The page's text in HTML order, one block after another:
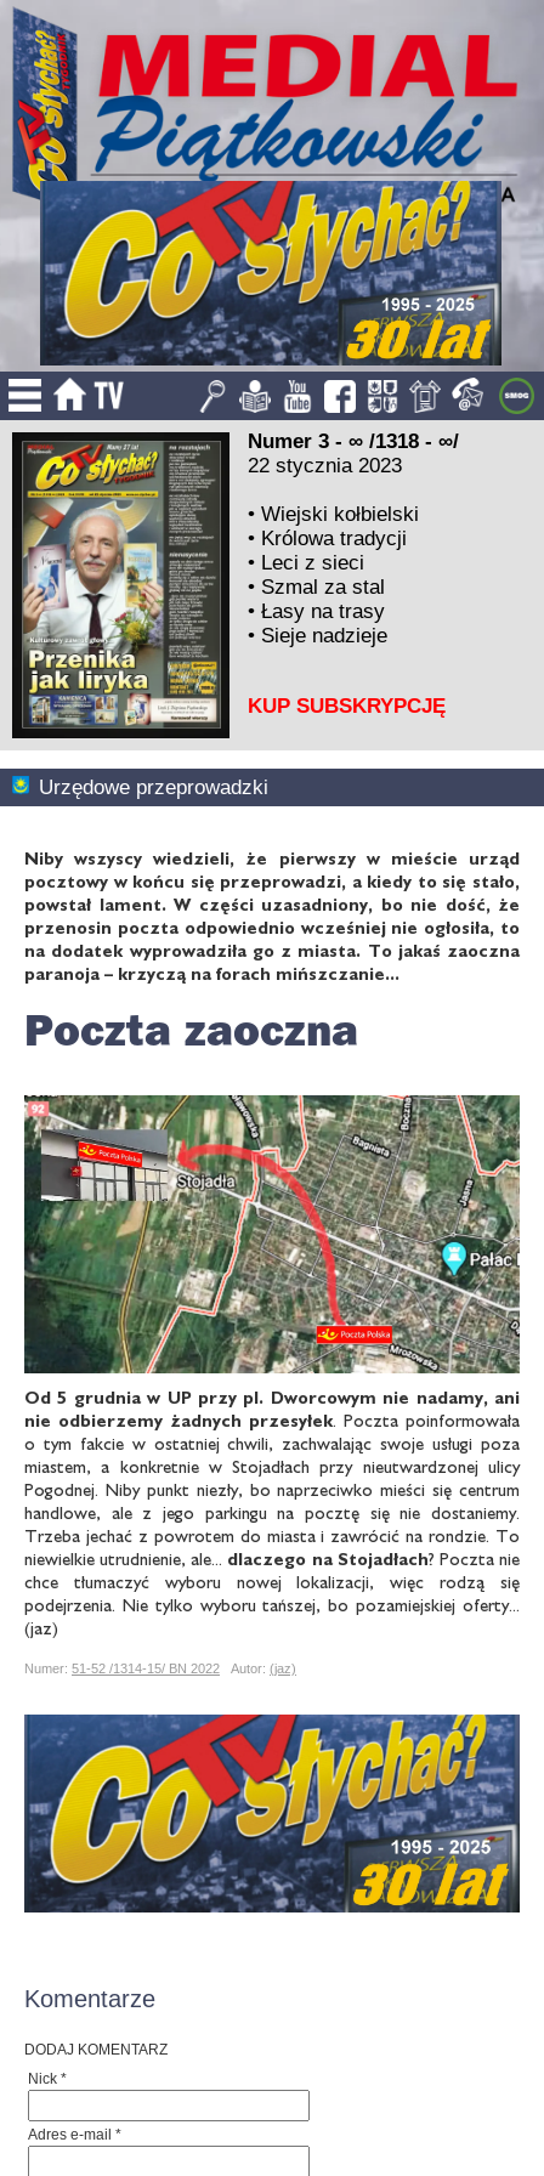
Numer 3 - ∞ /1318 - ∞/
22 stycznia 2023
•Wiejski kołbielski
• Królowa tradycji
• Leci z sieci
• Szmal za stal
•Łasy na trasy
• Sieje nadzieje
KUP SUBSKRYPCJĘ
Urzędowe przeprowadzki
Niby wszyscy wiedzieli, że pierwszy w mieście urząd
pocztowy w końcu się przeprowadzi, a kiedy to się stało,
powstał lament. W części uzasadniony, bo nie dość, że
przenosin poczta odpowiednio wcześniej nie ogłosiła, to
na dodatek wyprowadziła go z miasta. To jakaś zaoczna
paranoja – krzyczą na forach mińszczanie...
Poczta zaoczna
Od 5 grudnia w UP przy pl. Dworcowym nie nadamy, ani
nie odbierzemy żadnych przesyłek. Poczta poinformowała
o tym fakcie w ostatniej chwili, zachwalając swoje usługi poza
miastem, a konkretnie w Stojadłach przy nieutwardzonej ulicy
Pogodnej. Niby punkt niezły, bo naprzeciwko mieści się centrum
handlowe, ale z jego parkingu na pocztę się nie dostaniemy.
Trzeba jechać z powrotem do miasta i zawrócić na rondzie. To
niewielkie utrudnienie, ale... dlaczego na Stojadłach? Poczta nie
chce tłumaczyć wyboru nowej lokalizacji, więc rodzą się
podejrzenia. Nie tylko wyboru tańszej, bo pozamiejskiej oferty...
(jaz)
Numer: 51-52 /1314-15/ BN 2022 Autor: (jaz)
Komentarze
DODAJ KOMENTARZ
Nick *
Adres e-mail *